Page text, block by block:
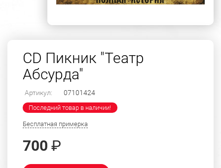
CD Пикник "Театр
Абсурда"
Артикул: 07101424
Последний товар в наличии!
Бесплатная примерка
700 ₽